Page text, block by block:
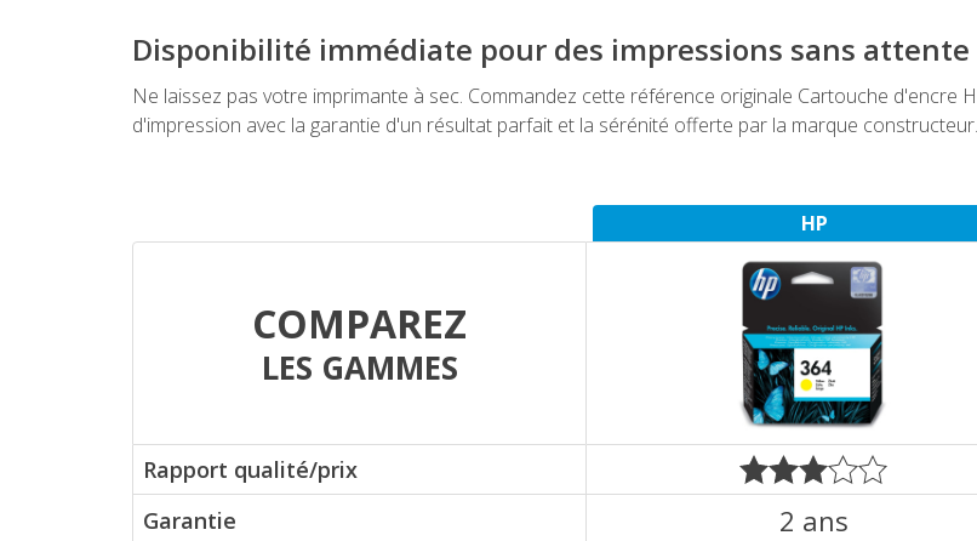
Disponibilité immédiate pour des impressions sans attente
Ne laissez pas votre imprimante à sec. Commandez cette référence originale Cartouche d'encre
d'impression avec la garantie d'un résultat parfait et la sérénité offerte par la marque constructeur.
HP
COMPAREZ
LES GAMMES
Rapport qualité/prix
Garantie
2 ans